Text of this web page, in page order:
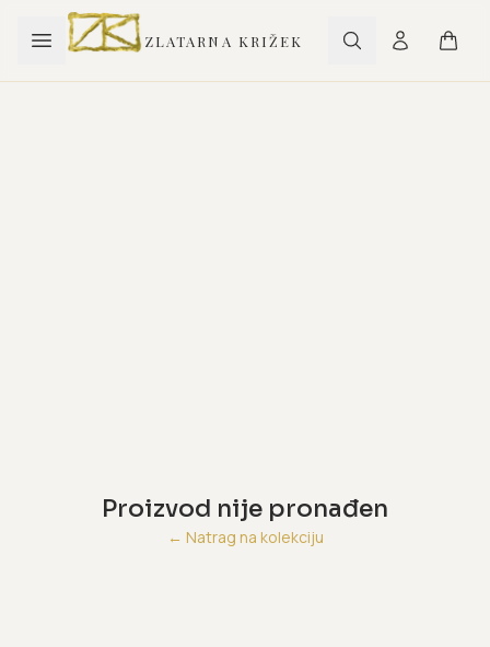
ZLATARNA KRIŽEK
Proizvod nije pronađen
← Natrag na kolekciju